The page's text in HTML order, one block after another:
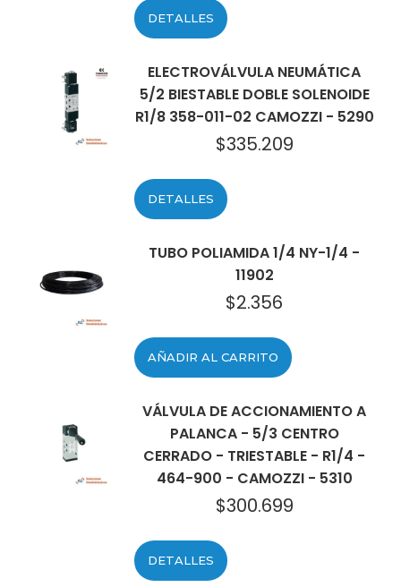
DETALLES
ELECTROVÁLVULA NEUMÁTICA
5/2 BIESTABLE DOBLE SOLENOIDE
R1/8 358-011-02 CAMOZZI - 5290
$335.209
DETALLES
TUBO POLIAMIDA 1/4 NY-1/4 -
11902
$2.356
AÑADIR AL CARRITO
VÁLVULA DE ACCIONAMIENTO A
PALANCA - 5/3 CENTRO
CERRADO - TRIESTABLE - R1/4 -
464-900 - CAMOZZI - 5310
$300.699
DETALLES